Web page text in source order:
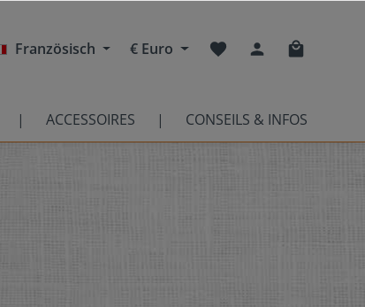
Französisch € Euro
ACCESSOIRES CONSEILS & INFOS